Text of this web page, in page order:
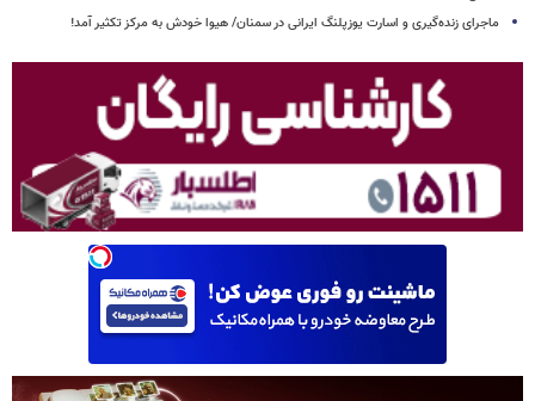
ماجرای زنده‌گیری و اسارت یوزپلنگ ایرانی در سمنان/ هیوا خودش به مرکز تکثیر آمد!